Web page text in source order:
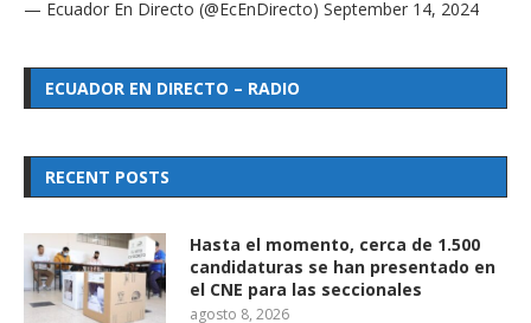
— Ecuador En Directo (@EcEnDirecto) September 14, 2024
ECUADOR EN DIRECTO – RADIO
RECENT POSTS
Hasta el momento, cerca de 1.500
candidaturas se han presentado en
el CNE para las seccionales
agosto 8, 2026